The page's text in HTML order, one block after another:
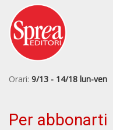
Orari: 9/13 - 14/18 lun-ven
Per abbonarti